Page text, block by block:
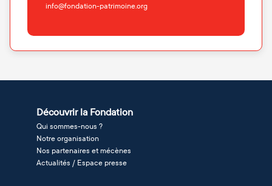
info@fondation-patrimoine.org
Découvrir la Fondation
Qui sommes-nous ?
Notre organisation
Nos partenaires et mécènes
Actualités / Espace presse